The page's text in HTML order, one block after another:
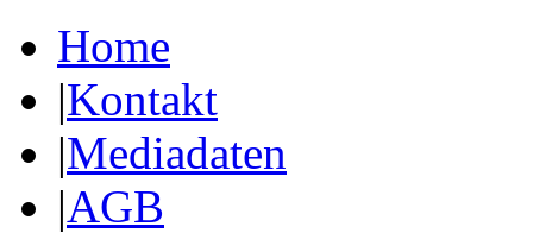
Home
|Kontakt
|Mediadaten
|AGB